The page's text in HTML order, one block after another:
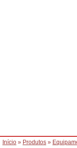
Início » Produtos »